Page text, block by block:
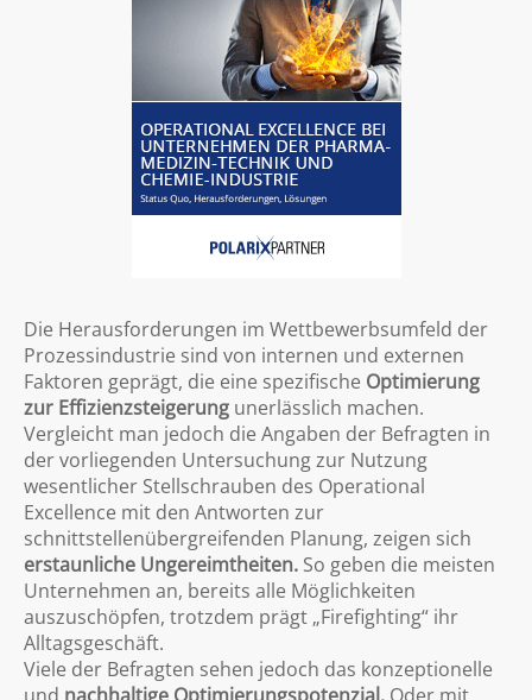
Die Herausforderungen im Wettbewerbsumfeld der
Prozessindustrie sind von internen und externen
Faktoren geprägt, die eine spezifische Optimierung
zur Effizienzsteigerung unerlässlich machen.
Vergleicht man jedoch die Angaben der Befragten in
der vorliegenden Untersuchung zur Nutzung
wesentlicher Stellschrauben des Operational
Excellence mit den Antworten zur
schnittstellenübergreifenden Planung, zeigen sich
erstaunliche Ungereimtheiten. So geben die meisten
Unternehmen an, bereits alle Möglichkeiten
auszuschöpfen, trotzdem prägt „Firefighting“ ihr
Alltagsgeschäft.
Viele der Befragten sehen jedoch das konzeptionelle